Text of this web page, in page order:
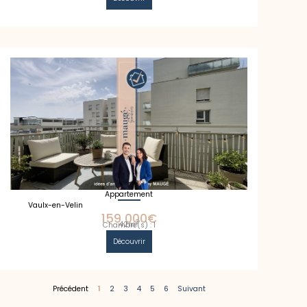
Appartement
Vaulx-en-Velin
159 000€
Chambre(s) : 1
42m2
Découvrir
Précédent 1 2 3 4 5 6 Suivant